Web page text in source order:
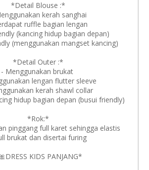
*Detail Blouse :*
kerah sanghai
ruffle bagian lengan
(kancing hidup bagian depan)
(menggunakan mangset kancing)
*Detail Outer :*
- Menggunakan brukat
lengan flutter sleeve
kerah shawl collar
hidup bagian depan (busui friendly)
*Rok:*
pinggang full karet sehingga elastis
brukat dan disertai furing
KIDS PANJANG*